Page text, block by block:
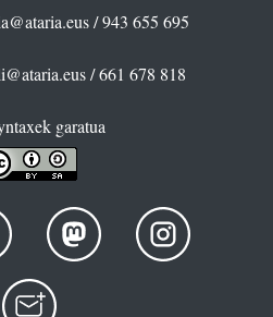
/ 943 655 695
/ 661 678 818
garatua